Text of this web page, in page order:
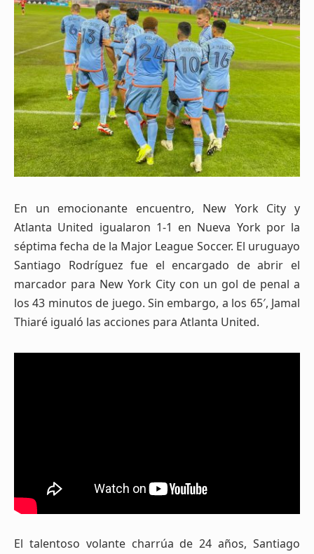
En un emocionante encuentro, New York City y
Atlanta United igualaron 1-1 en Nueva York por la
séptima fecha de la Major League Soccer. El uruguayo
Santiago Rodríguez fue el encargado de abrir el
marcador para New York City con un gol de penal a
los 43 minutos de juego. Sin embargo, a los 65′, Jamal
Thiaré igualó las acciones para Atlanta United.
El talentoso volante charrúa de 24 años, Santiago